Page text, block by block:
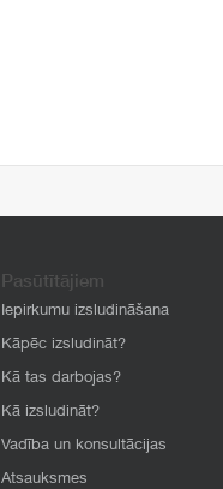
Pasūtītājiem
Iepirkumu izsludināšana
Kāpēc izsludināt?
Kā tas darbojas?
Kā izsludināt?
Vadība un konsultācijas
Atsauksmes